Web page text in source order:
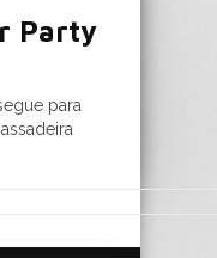
Party
para